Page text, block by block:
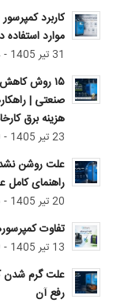
کاربرد
موارد
31 تیر 1405 - 4:24 ب.ظ
۱۵ روش
صنعتی |
هزینه برق
23 تیر 1405 - 11:10 ق.ظ
علت روشن
راهنمای کامل
20 تیر 1405 - 10:26 ب.ظ
تفاوت
13 تیر 1405 - 12:09 ق.ظ
علت گرم شدن
رفع آن